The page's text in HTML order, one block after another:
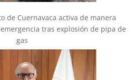
de Cuernavaca activa de manera
tras explosión de pipa de
gas